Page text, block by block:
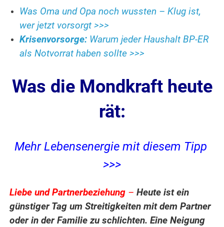
Was Oma und Opa noch wussten – Klug ist,
wer jetzt vorsorgt >>>
Krisenvorsorge: Warum jeder Haushalt BP-ER
als Notvorrat haben sollte >>>
Was die Mondkraft heute
rät:
Mehr Lebensenergie mit diesem Tipp
>>>
Liebe und Partnerbeziehung –Heute ist ein
günstiger Tag um Streitigkeiten mit dem Partner
oder in der Familie zu schlichten. Eine Neigung